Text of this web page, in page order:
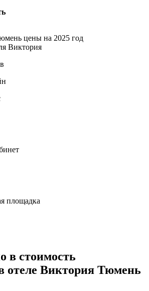
Виктория
площадка
в стоимость
отеле Виктория Тюмень